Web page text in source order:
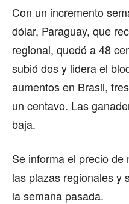
Con un incremento
dólar, Paraguay, que
regional, quedó a 48
subió dos y lidera el
aumentos en Brasil,
un centavo. Las
baja.
Se informa el precio
las plazas regionales y
la semana pasada.